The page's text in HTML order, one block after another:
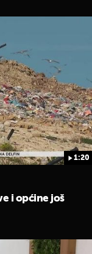
1:20
i općine još